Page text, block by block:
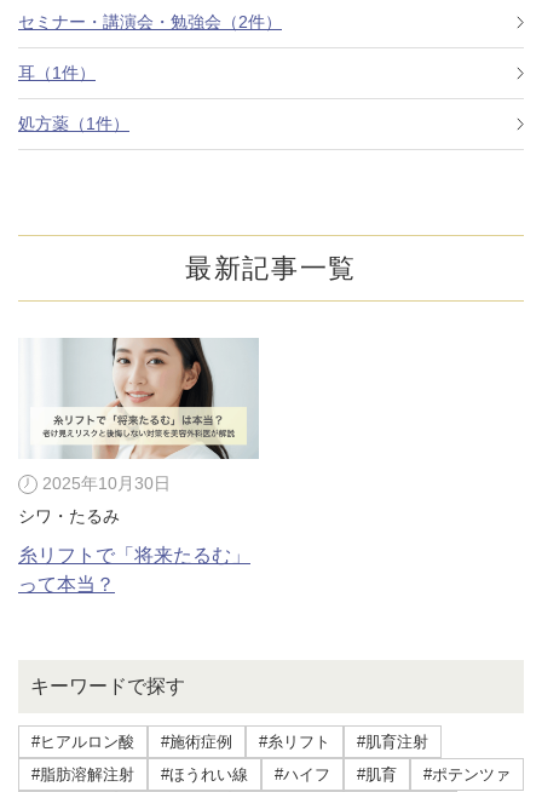
井畑 峰紀 医師 安形省吾 医師
セミナー・講演会・勉強会（2件）
耳（1件）
処方薬（1件）
キーワードで探す
#ヒアルロン酸 #施術症例 #糸リフト
#肌育注射
#脂肪溶解注射
#ほうれい線 #ハイフ #肌育
#ポテンツァ
最新記事一覧
2025年10月30日
シワ・たるみ
糸リフトで「将来たるむ」
って本当？